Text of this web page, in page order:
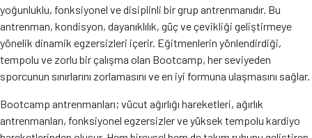
yoğunluklu, fonksiyonel ve disiplinli bir grup antrenmanıdır. Bu
antrenman, kondisyon, dayanıklılık, güç ve çevikliği geliştirmeye
yönelik dinamik egzersizleri içerir. Eğitmenlerin yönlendirdiği,
tempolu ve zorlu bir çalışma olan Bootcamp, her seviyeden
sporcunun sınırlarını zorlamasını ve en iyi formuna ulaşmasını sağlar.
Bootcamp antrenmanları; vücut ağırlığı hareketleri, ağırlık
antrenmanları, fonksiyonel egzersizler ve yüksek tempolu kardiyo